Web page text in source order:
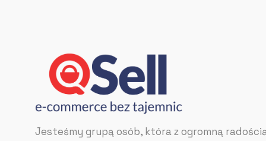
Jesteśmy grupą osób, która z ogromną